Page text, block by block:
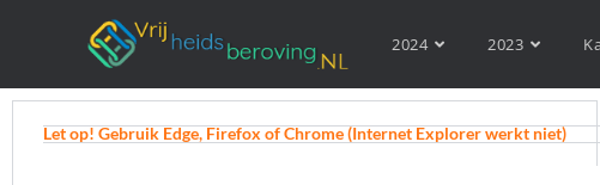
2024 2023
Let op! Gebruik Edge, Firefox of Chrome (Internet Explorer werkt niet)